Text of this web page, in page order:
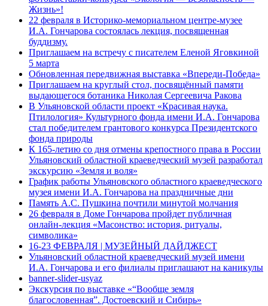
Жизнь»!
22 февраля в Историко-мемориальном центре-музее
И.А. Гончарова состоялась лекция, посвященная
буддизму.
Приглашаем на встречу с писателем Еленой Яговкиной
5 марта
Обновленная передвижная выставка «Впереди-Победа»
Приглашаем на круглый стол, посвящённый памяти
выдающегося ботаника Николая Сергеевича Ракова
В Ульяновской области проект «Красивая наука.
Птилология» Культурного фонда имени И.А. Гончарова
стал победителем грантового конкурса Президентского
фонда природы
К 165-летию со дня отмены крепостного права в России
Ульяновский областной краеведческий музей разработал
экскурсию «Земля и воля»
График работы Ульяновского областного краеведческого
музея имени И.А. Гончарова на праздничные дни
Память А.С. Пушкина почтили минутой молчания
26 февраля в Доме Гончарова пройдет публичная
онлайн-лекция «Масонство: история, ритуалы,
символика»
16-23 ФЕВРАЛЯ | МУЗЕЙНЫЙ ДАЙДЖЕСТ
Ульяновский областной краеведческий музей имени
И.А. Гончарова и его филиалы приглашают на каникулы
banner-slider-usyaz
Экскурсия по выставке «“Вообще земля
благословенная”. Достоевский и Сибирь»